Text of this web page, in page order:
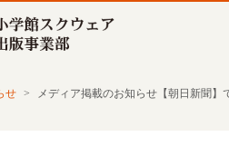
せ > メディア掲載のお知らせ【朝日新聞